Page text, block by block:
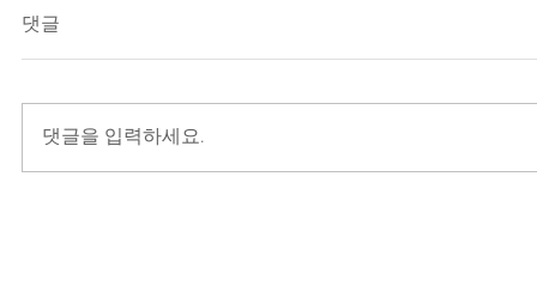
댓글
댓글을 입력하세요.